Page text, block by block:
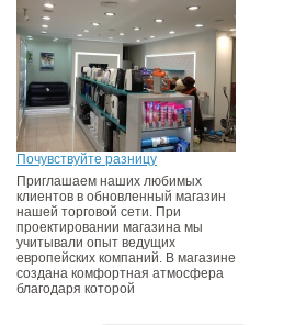
Почувствуйте разницу
Приглашаем наших любимых
клиентов в обновленный магазин
нашей торговой сети. При
проектировании магазина мы
учитывали опыт ведущих
европейских компаний. В магазине
создана комфортная атмосфера
благодаря которой